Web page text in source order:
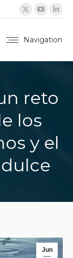
opens
new
opens
new
Navigation
reto
los
y el
Jun